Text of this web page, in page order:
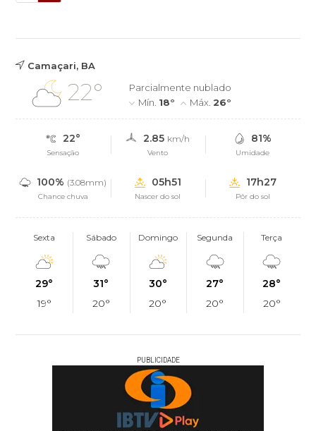
Camaçari, BA
22°
Parcialmente nublado
Mín. 18° Máx.26°
22°
Sensação
2.85 km/h
Vento
81%
Umidade
100% (3.08mm)
Chance chuva
05h51
Nascer do sol
17h27
Pôr do sol
Sexta
29°
19°
Sábado
31°
20°
Domingo
30°
20°
Segunda
27°
20°
Terça
28°
20°
PUBLICIDADE